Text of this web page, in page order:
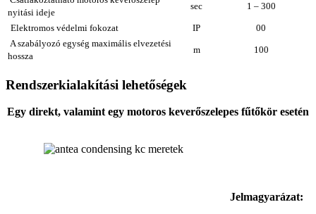
nyitási ideje
sec 1 – 300
Elektromos védelmi fokozat IP 00
A szabályozó egység maximális elvezetési
hossza
m 100
Rendszerkialakítási lehetőségek
Egy direkt, valamint egy motoros keverőszelepes fűtőkör esetén
Jelmagyarázat: